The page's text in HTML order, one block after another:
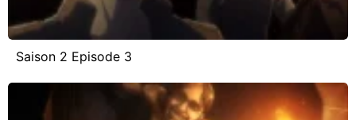
Saison 2 Episode 3